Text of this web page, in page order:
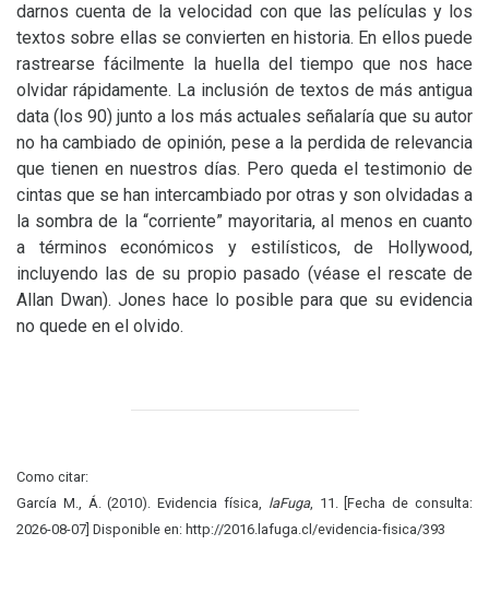
darnos cuenta de la velocidad con que las películas y los
textos sobre ellas se convierten en historia. En ellos puede
rastrearse fácilmente la huella del tiempo que nos hace
olvidar rápidamente. La inclusión de textos de más antigua
data (los 90) junto a los más actuales señalaría que su autor
no ha cambiado de opinión, pese a la perdida de relevancia
que tienen en nuestros días. Pero queda el testimonio de
cintas que se han intercambiado por otras y son olvidadas a
la sombra de la “corriente” mayoritaria, al menos en cuanto
a términos económicos y estilísticos, de Hollywood,
incluyendo las de su propio pasado (véase el rescate de
Allan Dwan). Jones hace lo posible para que su evidencia
no quede en el olvido.
Como citar:
García M., Á. (2010). Evidencia física, laFuga, 11. [Fecha de consulta:
2026-08-07] Disponible en: http://2016.lafuga.cl/evidencia-fisica/393